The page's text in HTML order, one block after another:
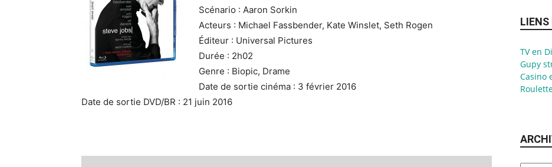
Scénario : Aaron Sorkin
Acteurs : Michael Fassbender, Kate Winslet, Seth Rogen
Éditeur : Universal Pictures
Durée : 2h02
Genre : Biopic, Drame
Date de sortie cinéma : 3 février 2016
Date de sortie DVD/BR : 21 juin 2016
LIENS
TV en
Gupy
Casino